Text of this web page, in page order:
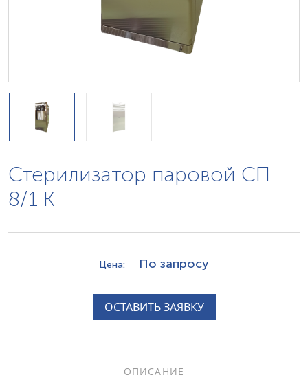
Стерилизатор паровой СП
8/1 К
Цена: По запросу
ОСТАВИТЬ ЗАЯВКУ
ОПИСАНИЕ